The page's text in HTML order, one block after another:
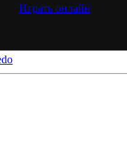
Играть онлайн